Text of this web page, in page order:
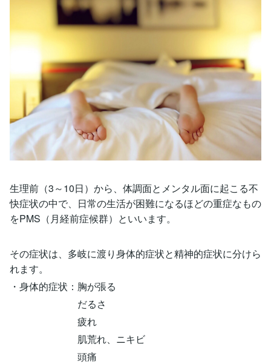
生理前（3～10日）から、体調面とメンタル面に起こる不
快症状の中で、日常の生活が困難になるほどの重症なもの
をPMS（月経前症候群）といいます。
その症状は、多岐に渡り身体的症状と精神的症状に分けら
れます。
・身体的症状：胸が張る
だるさ
疲れ
肌荒れ、ニキビ
頭痛